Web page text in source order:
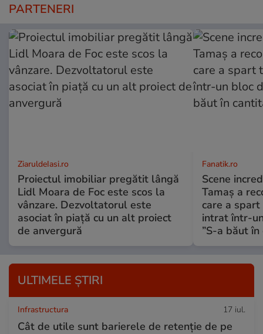
PARTENERI
ZiaruldeIasi.ro
Proiectul imobiliar pregătit lângă
Lidl Moara de Foc este scos la
vânzare. Dezvoltatorul este
asociat în piață cu un alt proiect
de anvergură
Fanatik.ro
Scene
Tamaș a
care a
intrat într-
”S-a băut
ULTIMELE ȘTIRI
Infrastructura 17 iul.
Cât de utile sunt barierele de retenție de pe